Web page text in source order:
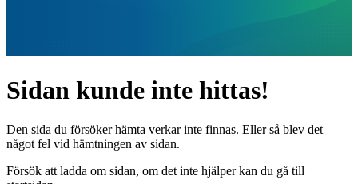
Sidan kunde inte hittas!
Den sida du försöker hämta verkar inte finnas. Eller så blev det
något fel vid hämtningen av sidan.
Försök att ladda om sidan, om det inte hjälper kan du gå till